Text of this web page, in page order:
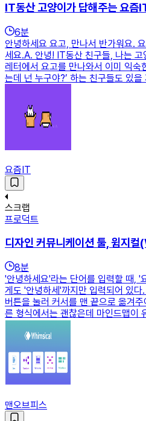
IT동산 고양이가 답해주는 요즘
6분
안녕하세요 요고, 만나서 반가워요.
세요.A. 안녕! IT동산 친구들, 나는
레터에서 요고를 만나와서 이미 익숙
는데 넌 누구야?’ 하는 친구들도 있을
요즘IT
스크랩
프로덕트
디자인 커뮤니케이션 툴, 윔지
8분
'안녕하세요'라는 단어를 입력할 때, '
게도 '안녕하세'까지만 입력되어 있
버튼을 눌러 커서를 맨 끝으로 옮겨
른 형식에서는 괜찮은데 마인드맵이
맨오브피스